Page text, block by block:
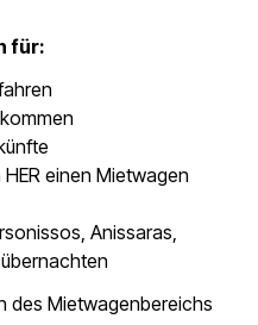
für:
einen Mietwagen
Anissaras,
des Mietwagenbereichs